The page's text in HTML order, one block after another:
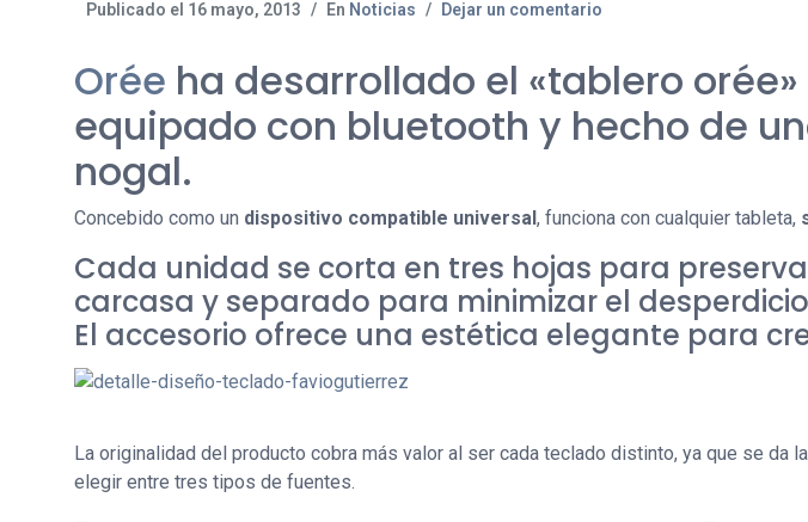
Publicado el 16 mayo, 2013 En Noticias Dejar un comentario
Orée ha desarrollado el «tablero
equipado con bluetooth y hecho de
nogal.
Concebido como un dispositivo compatible universal, funciona con cualquier tableta,
Cada unidad se corta en tres hojas para
carcasa y separado para minimizar el
El accesorio ofrece una estética elegante para
La originalidad del producto cobra más valor al ser cada teclado distinto, ya que se
elegir entre tres tipos de fuentes.